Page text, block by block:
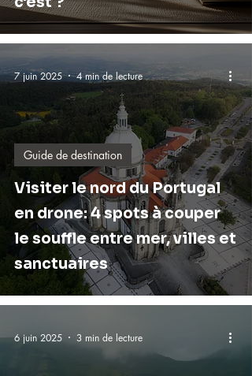
Visiter le nord du Portugal
en drone: 4 spots à couper
le souffle entre mer, villes et
sanctuaires
Guide de destination
7 juin 2025 4 min de lecture
6 juin 2025 3 min de lecture